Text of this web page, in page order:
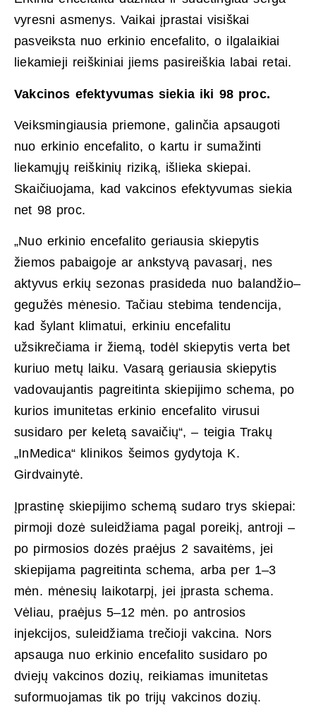
vyresni asmenys. Vaikai įprastai visiškai
pasveiksta nuo erkinio encefalito, o ilgalaikiai
liekamieji reiškiniai jiems pasireiškia labai retai.
Vakcinos efektyvumas siekia iki 98 proc.
Veiksmingiausia priemone, galinčia apsaugoti
nuo erkinio encefalito, o kartu ir sumažinti
liekamųjų reiškinių riziką, išlieka skiepai.
Skaičiuojama, kad vakcinos efektyvumas siekia
net 98 proc.
„Nuo erkinio encefalito geriausia skiepytis
žiemos pabaigoje ar ankstyvą pavasarį, nes
aktyvus erkių sezonas prasideda nuo balandžio–
gegužės mėnesio. Tačiau stebima tendencija,
kad šylant klimatui, erkiniu encefalitu
užsikrečiama ir žiemą, todėl skiepytis verta bet
kuriuo metų laiku. Vasarą geriausia skiepytis
vadovaujantis pagreitinta skiepijimo schema, po
kurios imunitetas erkinio encefalito virusui
susidaro per keletą savaičių“, – teigia Trakų
„InMedica“ klinikos šeimos gydytoja K.
Girdvainytė.
Įprastinę skiepijimo schemą sudaro trys skiepai:
pirmoji dozė suleidžiama pagal poreikį, antroji –
po pirmosios dozės praėjus 2 savaitėms, jei
skiepijama pagreitinta schema, arba per 1–3
mėn. mėnesių laikotarpį, jei įprasta schema.
Vėliau, praėjus 5–12 mėn. po antrosios
injekcijos, suleidžiama trečioji vakcina. Nors
apsauga nuo erkinio encefalito susidaro po
dviejų vakcinos dozių, reikiamas imunitetas
suformuojamas tik po trijų vakcinos dozių.